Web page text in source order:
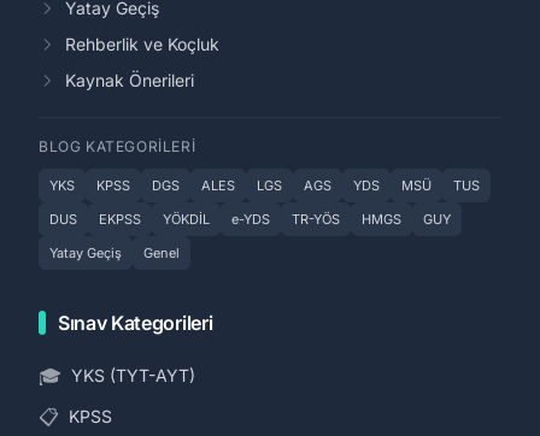
Yatay Geçiş
Rehberlik ve Koçluk
Kaynak Önerileri
BLOG KATEGORILERI
YKS KPSS DGS ALES LGS AGS YDS MSÜ
TUS
DUS
EKPSS YÖKDİL e-YDS TR-YÖS HMGS
GUY
Yatay Geçiş
Genel
Sınav Kategorileri
🎓 YKS (TYT-AYT)
📋 KPSS